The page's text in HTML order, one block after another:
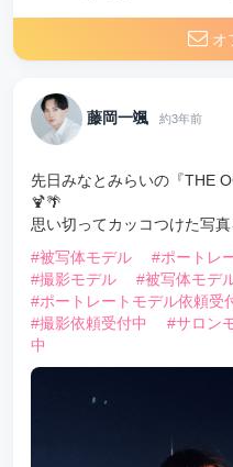
オ
藤岡一颯 約3年前
先日みなとみらいの『THE
🍹🌴
思い切ってカッコつけた写
#被写体モデル
#ポートレ
#撮影モデル
#被写体モデ
#ポートレートモデル依頼受
#撮影依頼受付中
#サロン
中